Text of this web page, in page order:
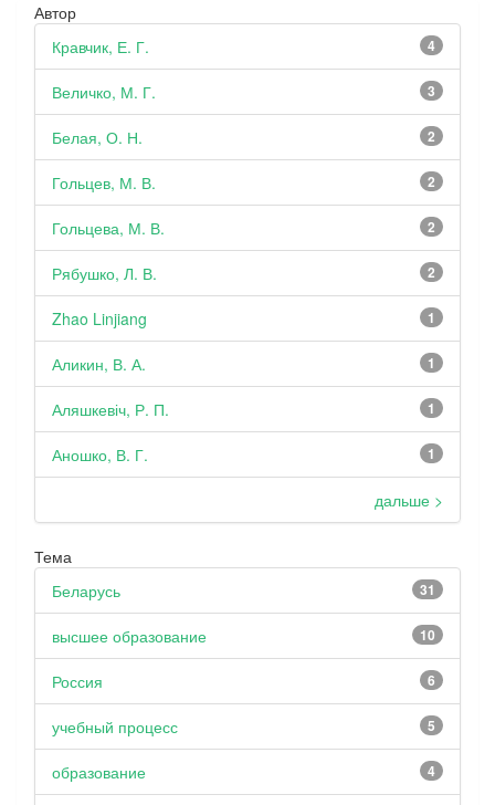
Автор
4
Кравчик, Е. Г.
3
Величко, М. Г.
2
Белая, О. Н.
2
Гольцев, М. В.
2
Гольцева, М. В.
2
Рябушко, Л. В.
1
Zhao Linjiang
1
Аликин, В. А.
1
Аляшкевіч, Р. П.
1
Аношко, В. Г.
дальше >
Тема
31
Беларусь
10
высшее образование
6
Россия
5
учебный процесс
4
образование